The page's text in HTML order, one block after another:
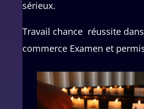
sérieux.
Travail chance réussite
commerce Examen et